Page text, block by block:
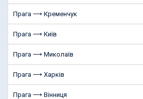
Прага ⟶ Кременчук
Прага ⟶ Київ
Прага ⟶ Миколаїв
Прага ⟶ Харків
Прага ⟶ Вінниця